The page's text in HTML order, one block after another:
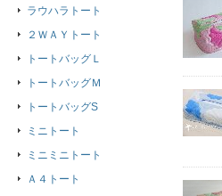
ラウハラトート
２ＷＡＹトート
トートバッグＬ
トートバッグＭ
トートバッグS
ミニトート
ミニミニトート
Ａ４トート